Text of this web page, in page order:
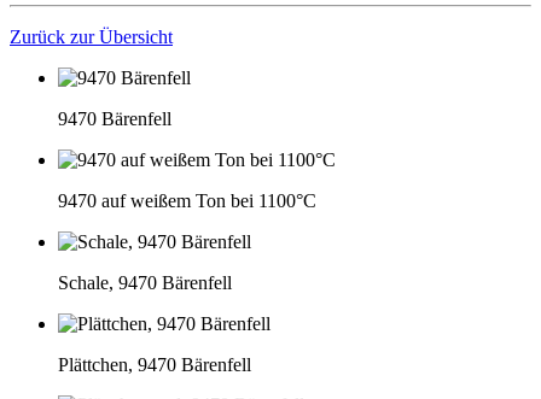
Zurück zur Übersicht
9470 Bärenfell
9470 auf weißem Ton bei 1100°C
Schale, 9470 Bärenfell
Plättchen, 9470 Bärenfell